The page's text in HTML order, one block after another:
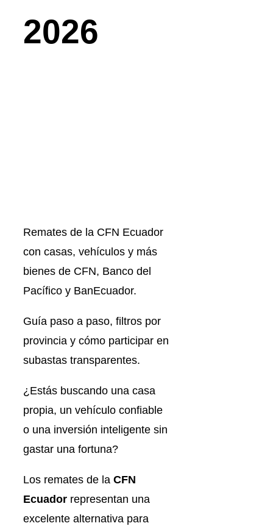
2026
Remates de la CFN Ecuador
con casas, vehículos y más
bienes de CFN, Banco del
Pacífico y BanEcuador.
Guía paso a paso, filtros por
provincia y cómo participar en
subastas transparentes.
¿Estás buscando una casa
propia, un vehículo confiable
o una inversión inteligente sin
gastar una fortuna?
Los remates de la CFN
Ecuador representan una
excelente alternativa para